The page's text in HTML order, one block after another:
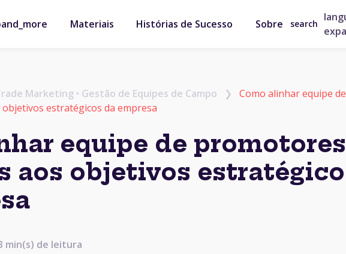
Materiais Histórias de Sucesso Sobre search
Marketing • Gestão de Equipes de Campo ❯ Como alinhar equipe de
estratégicos da empresa
equipe de promotores
aos objetivos
min(s) de leitura